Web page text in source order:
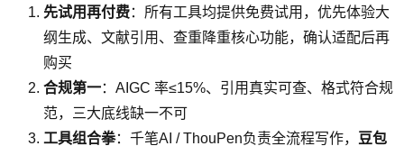
先试用再付费：所有工具均提供免费试用，优先体验大
纲生成、文献引用、查重降重核心功能，确认适配后再
购买
合规第一：AIGC 率≤15%、引用真实可查、格式符合规
范，三大底线缺一不可
工具组合拳：千笔AI / ThouPen负责全流程写作，
豆包